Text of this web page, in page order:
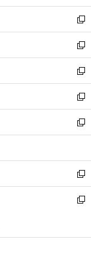
開
く
ウ
で
開
く
ン
ド
ウ
で
開
く
ウ
ィ
ン
ド
ウ
で
開
く
新
し
い
ウ
ィ
ン
ド
ウ
で
開
新
し
い
ウ
ィ
ン
ド
ウ
開
く
新
し
い
ウ
ィ
ン
ウ
で
開
く
新
し
い
ウ
ン
ド
ウ
で
新
し
ウ
ィ
ン
ド
開
新
し
い
ン
新
ウ